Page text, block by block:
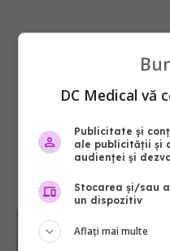
DC Medical vă
Publicitate și
ale publicității și
audienței și
Stocarea și/sau
un dispozitiv
Aflați mai multe